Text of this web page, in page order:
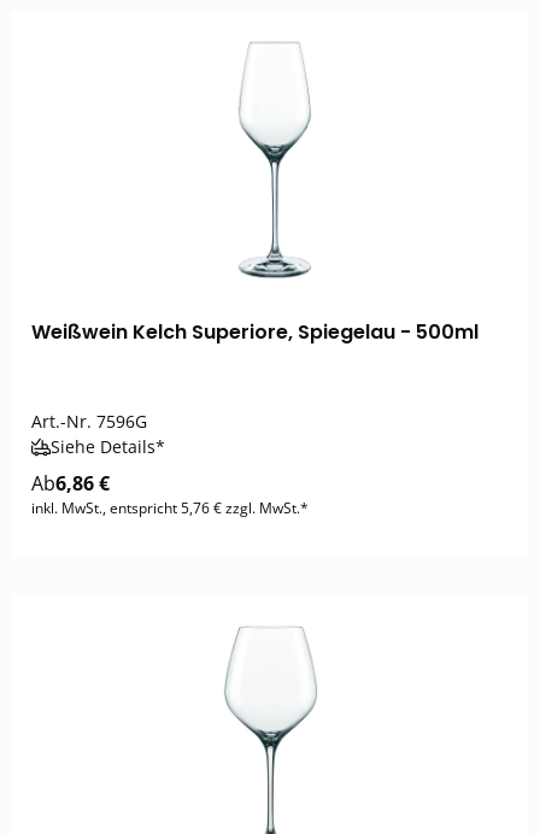
Weißwein Kelch Superiore, Spiegelau - 500ml
Art.-Nr. 7596G
Siehe Details*
Ab6,86 €
inkl. MwSt., entspricht 5,76 € zzgl. MwSt.*